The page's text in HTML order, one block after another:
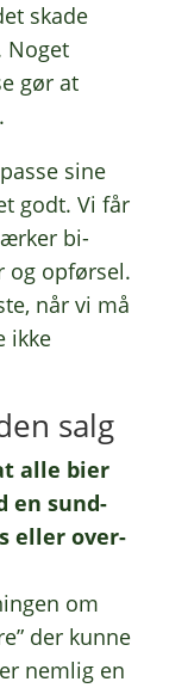
skade
Noget
gør at
sine
godt. Vi får
bi-
og opfør­sel.
når vi må
ikke
salg
alle bier
en sund­
eller over­
om
der kunne
nemlig en